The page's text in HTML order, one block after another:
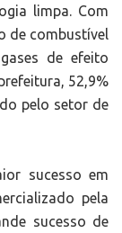
limpa. Com
de combustível
de efeito
52,9%
pelo setor de
sucesso em
pela
sucesso de